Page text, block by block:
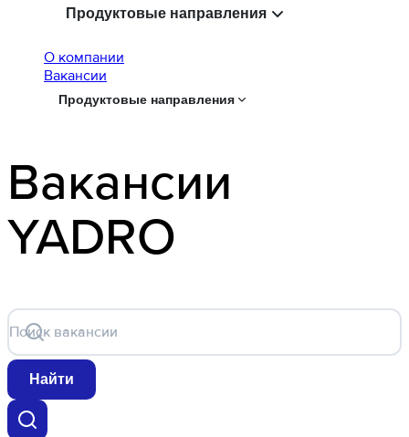
Продуктовые направления
О компании
Вaкансии
Продуктовые направления
Вакансии
YADRO
Поиск вакансии
Найти